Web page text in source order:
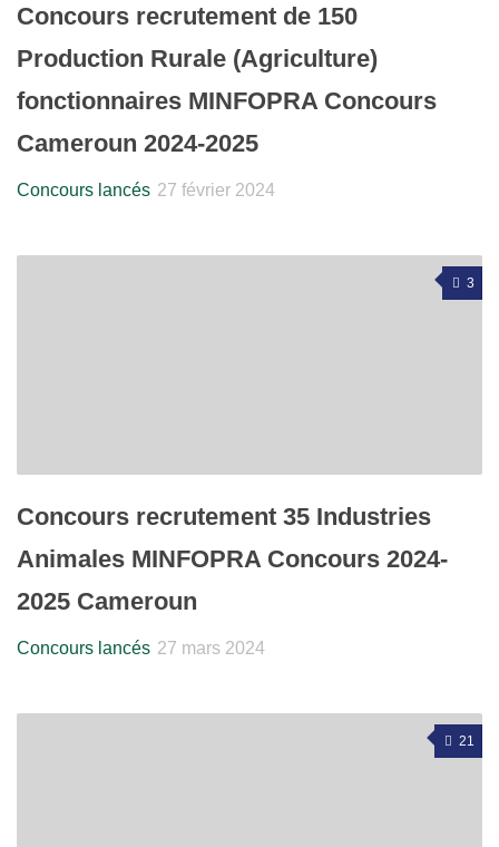
Concours recrutement de 150
Production Rurale (Agriculture)
fonctionnaires MINFOPRA Concours
Cameroun 2024-2025
Concours lancés 27 février 2024
3
Concours recrutement 35 Industries
Animales MINFOPRA Concours 2024-
2025 Cameroun
Concours lancés 27 mars 2024
21